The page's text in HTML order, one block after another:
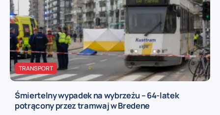
TRANSPORT
Śmiertelny wypadek na wybrzeżu – 64-latek
potrącony przez tramwaj w Bredene